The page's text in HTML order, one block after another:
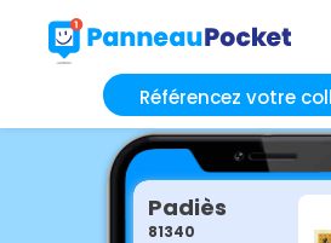
Référencez votre
Padiès
81340